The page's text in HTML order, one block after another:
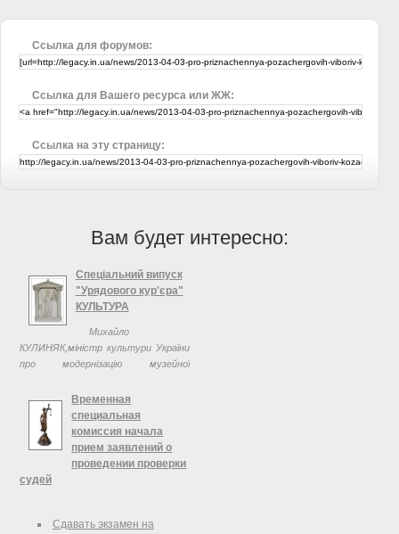
Ссылка для форумов:
Ссылка для Вашего ресурса или ЖЖ:
Ссылка на эту страницу:
Вам будет интересно:
Спеціальний випуск
"Урядового кур'єра"
КУЛЬТУРА
Михайло
КУЛИНЯК,міністр культури України
про модернізацію музейної
комплекси музеївВременная
специальная
комиссия начала
прием заявлений о
проведении проверки
судей
«Голос Украины» Высший совет
Сдавать экзамен на